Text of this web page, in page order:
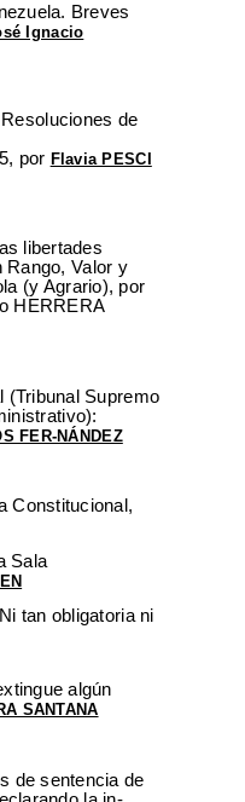
Breves
Ignacio
de
por Flavia PESCI
libertades
Rango, Valor y
(y Agrario), por
HERRERA
(Tribunal Supremo
FER-NÁNDEZ
Constitucional,
Sala
tan obligatoria ni
algún
SANTANA
de sentencia de